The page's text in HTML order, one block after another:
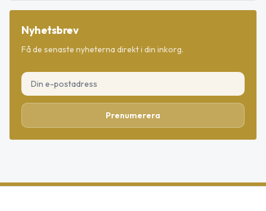
Nyhetsbrev
Få de senaste nyheterna direkt i din inkorg.
Prenumerera